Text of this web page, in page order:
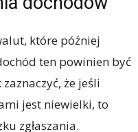
które później
ten powinien być
że jeśli
jest niewielki, to
zgłaszania.